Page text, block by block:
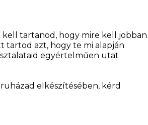
tartanod, hogy mire kell jobban
tartod azt, hogy te mi alapján
egyértelműen utat
elkészítésében, kérd